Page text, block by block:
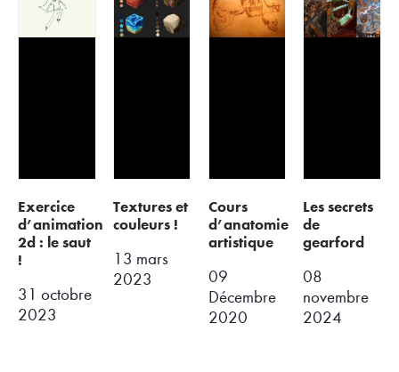
exercice
d’animation
2d : le saut
!
31 octobre
2023
textures et
couleurs !
13 mars
2023
cours
d’anatomie
artistique
09
Décembre
2020
les secrets
de
gearford
08
novembre
2024